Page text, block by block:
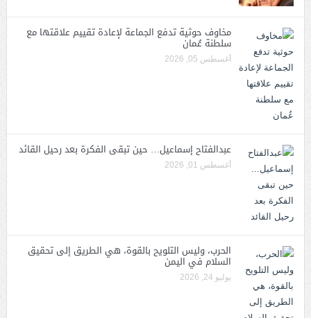
مخاوف حوثية تدفع الجماعة لإعادة تقييم علاقتها مع
سلطنة عُمان
أغسطس 05, 2026
عبدالفتاح إسماعيل… حين تبقى الفكرة بعد رحيل القائد
أغسطس 01, 2026
الحرب، وليس التلويح بالقوة، هي الطريق إلى تحقيق
السلام في اليمن
يوليو 24, 2026